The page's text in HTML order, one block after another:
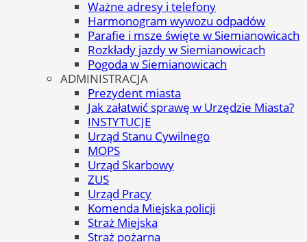
Ważne adresy i telefony
Harmonogram wywozu odpadów
Parafie i msze święte w Siemianowicach
Rozkłady jazdy w Siemianowicach
Pogoda w Siemianowicach
ADMINISTRACJA
Prezydent miasta
Jak załatwić sprawę w Urzędzie Miasta?
INSTYTUCJE
Urząd Stanu Cywilnego
MOPS
Urząd Skarbowy
ZUS
Urząd Pracy
Komenda Miejska policji
Straż Miejska
Straż pożarna